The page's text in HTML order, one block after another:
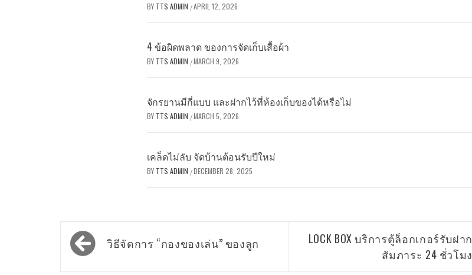
BY TTS ADMIN /APRIL 12, 2026
4 ข้อผิดพลาด ของการจัดเก็บเสื้อผ้า
BY TTS ADMIN /MARCH 9, 2026
จักรยานมีกี่แบบ และฝากไว้ที่ห้องเก็บของได้หรือไม่
BY TTS ADMIN /MARCH 5, 2026
เคล็ดไม่ลับ จัดบ้านต้อนรับปีใหม่
BY TTS ADMIN /DECEMBER 28, 2025
Post
navigationวิธีจัดการ “กองของเล่น” ของลูก
LOCK BOX บริการตู้ล็อกเกอร์รับฝาก
สัมภาระ 24 ชั่วโมง